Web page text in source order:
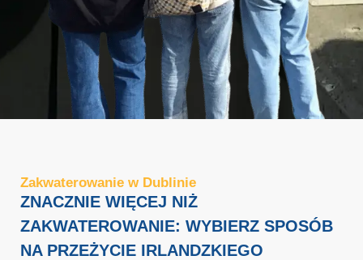
Zakwaterowanie w Dublinie
ZNACZNIE WIĘCEJ NIŻ
ZAKWATEROWANIE: WYBIERZ SPOSÓB
NA PRZEŻYCIE IRLANDZKIEGO